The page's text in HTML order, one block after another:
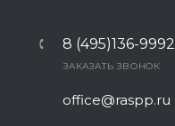
8 (495)136-9992
ЗАКАЗАТЬ ЗВОНОК
office@raspp.ru